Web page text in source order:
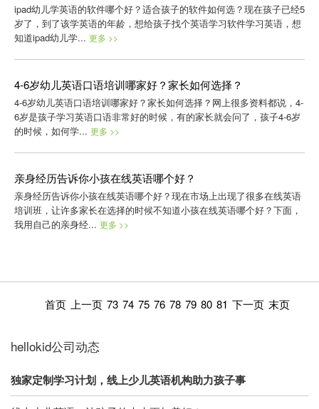
ipad幼儿学英语的软件哪个好？适合孩子的软件如何选？现在孩子已经5
岁了，到了该学英语的年龄，想给孩子找个英语学习软件学习英语，想
知道ipad幼儿学... 更多 >>
4-6岁幼儿英语口语培训哪家好？家长如何选择？
4-6岁幼儿英语口语培训哪家好？家长如何选择？网上很多资料都说，4-
6岁是孩子学习英语口语非常好的时候，有的家长就会问了，孩子4-6岁
的时候，如何学... 更多 >>
亲身经历告诉你小孩在线英语哪个好？
亲身经历告诉你小孩在线英语哪个好？现在市场上出现了很多在线英语
培训班，让许多家长在选择的时候不知道小孩在线英语哪个好？下面，
我用自己的亲身经... 更多 >>
首页 上一页 73 74 75 76 78 79 80 81 下一页 末页
hellokid公司动态
独家定制学习计划，线上少儿英语机构助力孩子事